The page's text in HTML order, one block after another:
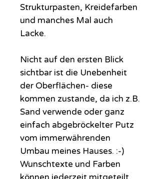
Strukturpasten, Kreidefarben
und manches Mal auch
Lacke.
Nicht auf den ersten Blick
sichtbar ist die Unebenheit
der Oberflächen- diese
kommen zustande, da ich z.B.
Sand verwende oder ganz
einfach abgebröckelter Putz
vom immerwährenden
Umbau meines Hauses. :-)
Wunschtexte und Farben